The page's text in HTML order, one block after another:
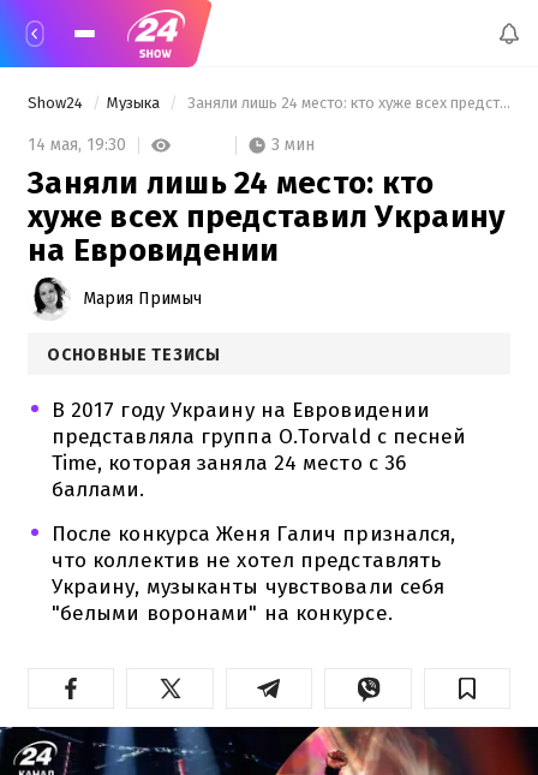
Show24 Музыка Заняли лишь 24 место: кто хуже всех представил Украину на Евровидении
14 мая, 19:30 3 мин
Заняли лишь 24 место: кто
хуже всех представил Украину
на Евровидении
Мария Примыч
ОСНОВНЫЕ ТЕЗИСЫ
В 2017 году Украину на Евровидении
представляла группа O.Torvald с песней
Time, которая заняла 24 место с 36
баллами.
После конкурса Женя Галич признался,
что коллектив не хотел представлять
Украину, музыканты чувствовали себя
"белыми воронами" на конкурсе.